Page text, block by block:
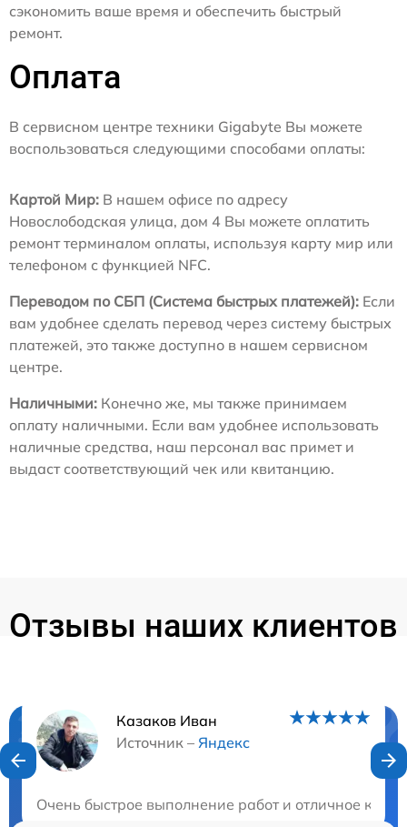
сэкономить ваше время и обеспечить быстрый
ремонт.
Оплата
В сервисном центре техники Gigabyte Вы можете
воспользоваться следующими способами оплаты:
Картой Мир: В нашем офисе по адресу
Новослободская улица, дом 4 Вы можете оплатить
ремонт терминалом оплаты, используя карту мир или
телефоном с функцией NFC.
Переводом по СБП (Система быстрых платежей): Если
вам удобнее сделать перевод через систему быстрых
платежей, это также доступно в нашем сервисном
центре.
Наличными: Конечно же, мы также принимаем
оплату наличными. Если вам удобнее использовать
наличные средства, наш персонал вас примет и
выдаст соответствующий чек или квитанцию.
Отзывы наших клиентов
Казаков Иван
Источник – Яндекс
Очень быстрое выполнение работ и отличное
Нужна консультация?